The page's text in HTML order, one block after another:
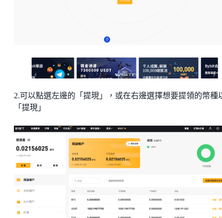
2.可以點選左邊的「提現」，或在右邊選擇想要提領的幣種
「提現」